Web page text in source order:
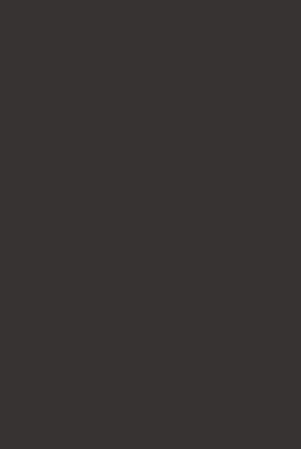
aktiv-hvidevareservice/